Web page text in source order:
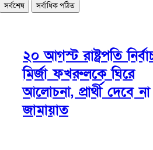
সর্বশেষ সর্বাধিক পঠিত
২০ আগস্ট রাষ্ট্রপতি
মির্জা ফখরুলকে ঘিরে
আলোচনা, প্রার্থী দেবে না
জামায়াত